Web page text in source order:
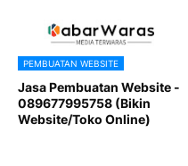
PEMBUATAN WEBSITE
Jasa Pembuatan Website -
089677995758 (Bikin
Website/Toko Online)